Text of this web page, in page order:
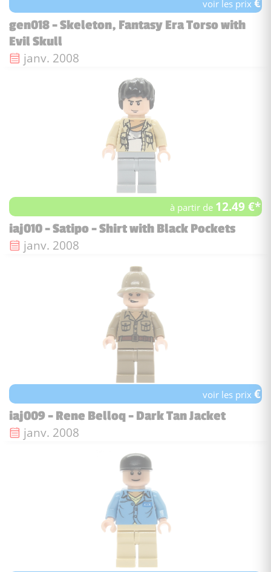
voir les prix
gen018 - Skeleton, Fantasy Era Torso with
Evil Skull
Date de sortie :
janv. 2008
à partir de 12.49 €*
iaj010 - Satipo - Shirt with Black Pockets
Date de sortie :
janv. 2008
voir les prix€
iaj009 - Rene Belloq - Dark Tan Jacket
Date de sortie :
janv. 2008